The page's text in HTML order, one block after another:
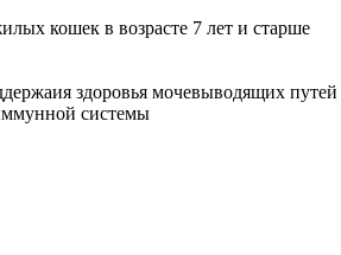
кошек в возрасте 7 лет и старше
здоровья мочевыводящих
системы